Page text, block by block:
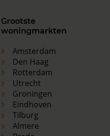
Grootste
woningmarkten
Amsterdam
Den Haag
Rotterdam
Utrecht
Groningen
Eindhoven
Tilburg
Almere